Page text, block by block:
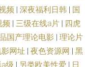
频 | 深夜福利日韩 | 国
频 | 三级在线a片 | 四虎
国产理论电影 | 理论片
网址 | 夜色资源网 | 黑
级 | 另类欧美性爱 | 日